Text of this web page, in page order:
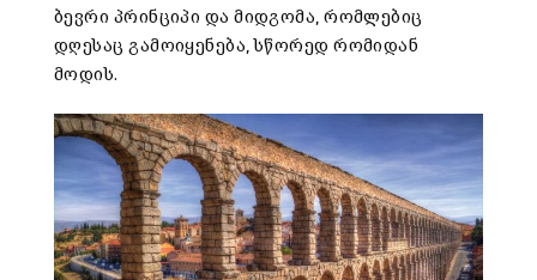
ბევრი პრინციპი და მიდგომა, რომლებიც
დღესაც გამოიყენება, სწორედ რომიდან
მოდის.